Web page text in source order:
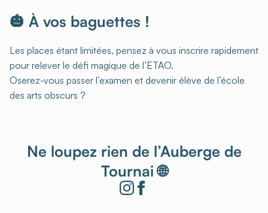
🎃 À vos baguettes !
Les places étant limitées, pensez à vous inscrire rapidement
pour relever le défi magique de l’ETAO.
Oserez-vous passer l’examen et devenir élève de l’école
des arts obscurs ?
Ne loupez rien de l’Auberge de
Tournai 🌐